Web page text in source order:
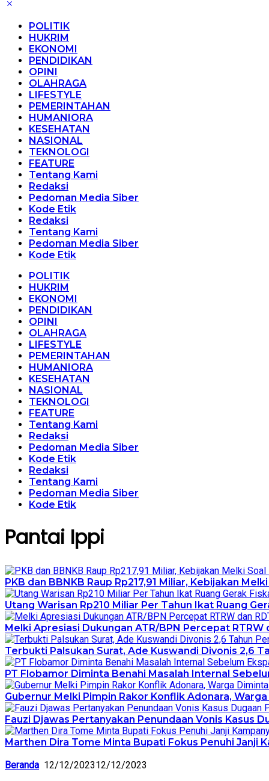
POLITIK
HUKRIM
EKONOMI
PENDIDIKAN
OPINI
OLAHRAGA
LIFESTYLE
PEMERINTAHAN
HUMANIORA
KESEHATAN
NASIONAL
TEKNOLOGI
FEATURE
Tentang Kami
Redaksi
Pedoman Media Siber
Kode Etik
Redaksi
Tentang Kami
Pedoman Media Siber
Kode Etik
POLITIK
HUKRIM
EKONOMI
PENDIDIKAN
OPINI
OLAHRAGA
LIFESTYLE
PEMERINTAHAN
HUMANIORA
KESEHATAN
NASIONAL
TEKNOLOGI
FEATURE
Tentang Kami
Redaksi
Pedoman Media Siber
Kode Etik
Redaksi
Tentang Kami
Pedoman Media Siber
Kode Etik
Pantai Ippi
PKB dan BBNKB Raup Rp217,91 Miliar, Kebijakan
Utang Warisan Rp210 Miliar Per Tahun Ikat Ruang
Melki Apresiasi Dukungan ATR/BPN Percepat RTRW
Terbukti Palsukan Surat, Ade Kuswandi Divonis 2,6
PT Flobamor Diminta Benahi Masalah Internal
Gubernur Melki Pimpin Rakor Konflik Adonara,
Fauzi Djawas Pertanyakan Penundaan Vonis Kasus
Marthen Dira Tome Minta Bupati Fokus Penuhi Janji
Beranda 12/12/202312/12/2023